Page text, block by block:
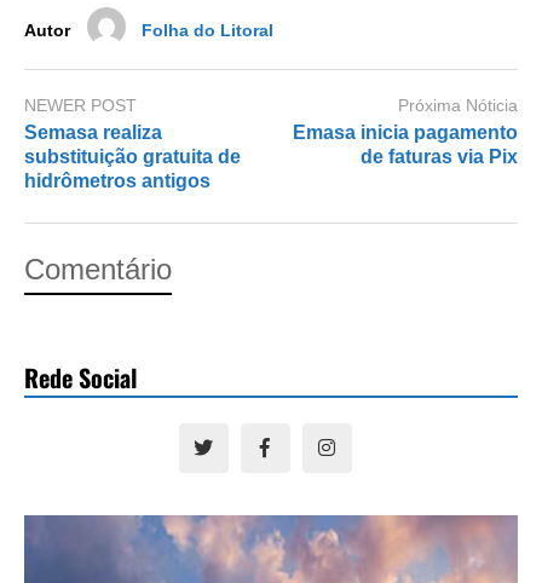
Autor Folha do Litoral
NEWER POST
Semasa realiza
substituição gratuita de
hidrômetros antigos
Próxima Nóticia
Emasa inicia pagamento
de faturas via Pix
Comentário
Rede Social